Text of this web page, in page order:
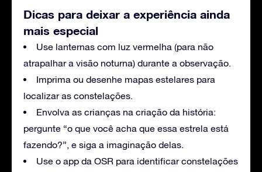
Dicas para deixar a experiência ainda
mais especial
Use lanternas com luz vermelha (para não
atrapalhar a visão noturna) durante a observação.
Imprima ou desenhe mapas estelares para
localizar as constelações.
Envolva as crianças na criação da história:
pergunte “o que você acha que essa estrela está
fazendo?”, e siga a imaginação delas.
Use o app da OSR para identificar constelações